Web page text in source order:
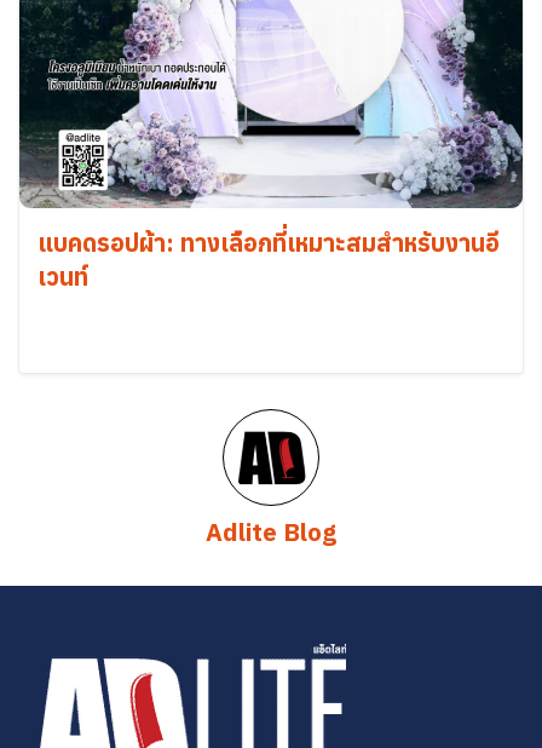
แบคดรอปผ้า: ทางเลือกที่เหมาะสมสำหรับงานอี
เวนท์
Adlite Blog